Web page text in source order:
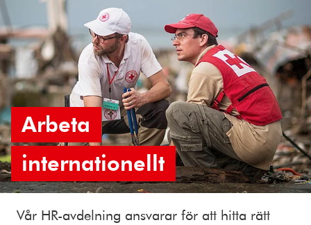
Arbeta
internationellt
Vår HR-avdelning ansvarar för att hitta rätt